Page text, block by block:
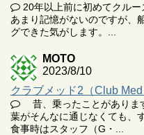
20年以上前に初めてクル
あまり記憶がないのですが、
グできた気がします。...
MOTO
2023/8/10
クラブメッド2（Club Med
昔、乗ったことがありま
葉がそんなに通じなくても、
食事時はスタッフ（G・...